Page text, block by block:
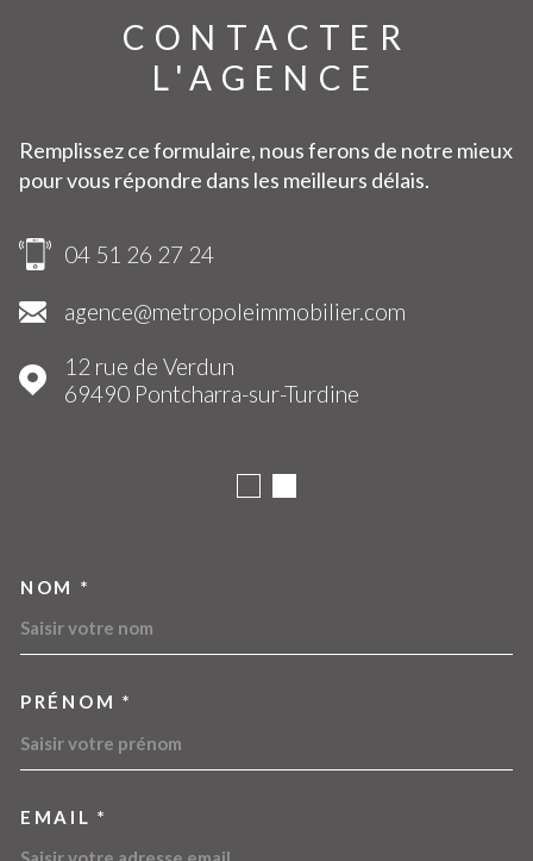
CONTACTER
L'AGENCE
Remplissez ce formulaire, nous ferons de notre mieux
pour vous répondre dans les meilleurs délais.
04 51 26 27 24
agence@metropoleimmobilier.com
12 rue de Verdun
69490
Pontcharra-sur-Turdine
NOM *
PRÉNOM *
EMAIL *